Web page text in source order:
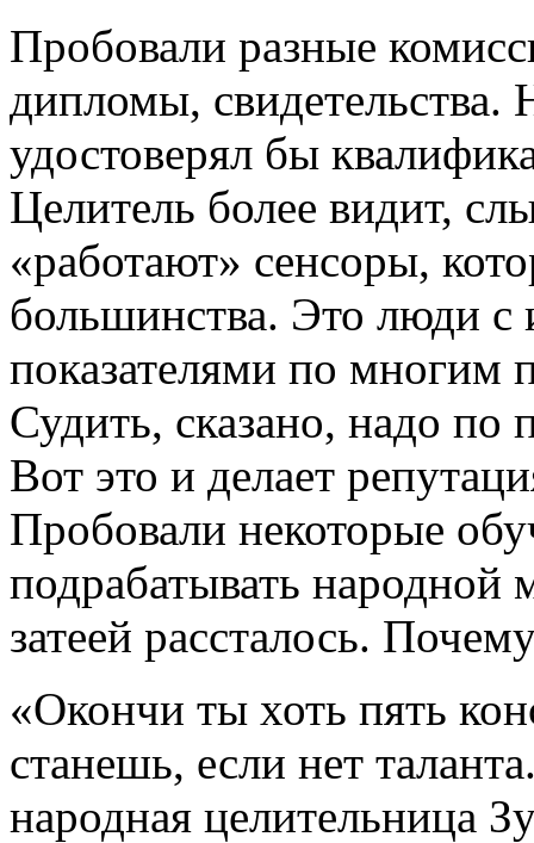
Пробовали разные
дипломы, свидетельства.
удостоверял бы
Целитель более видит,
«работают» сенсоры,
большинства. Это люди
показателями по многим
Судить, сказано, надо по
Вот это и делает
Пробовали некоторые
подрабатывать
затеей рассталось.
«Окончи ты хоть пять
станешь, если нет
народная целительница